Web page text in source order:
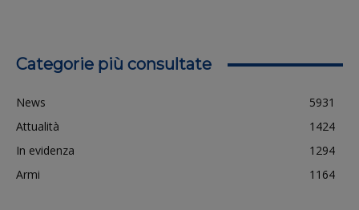
Categorie più consultate
News
5931
Attualità
1424
In evidenza
1294
Armi
1164